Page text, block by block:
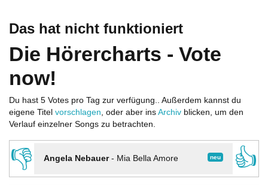
Das hat nicht funktioniert
Die Hörercharts - Vote
now!
Du hast 5 Votes pro Tag zur verfügung.. Außerdem kannst du
eigene Titel vorschlagen, oder aber ins Archiv blicken, um den
Verlauf einzelner Songs zu betrachten.
👎 neu
Angela Nebauer- Mia Bella Amore
👍